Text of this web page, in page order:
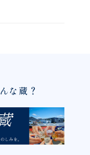
な蔵？